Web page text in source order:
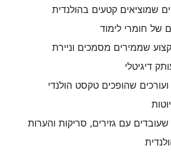
שמוציאים קטעים בהולנדית
של חומרי לימוד
שממירים מסמכים וניירת
דיגיטלי
שהופכים טקסט הולנדי
עם גזירים, סריקות והערות